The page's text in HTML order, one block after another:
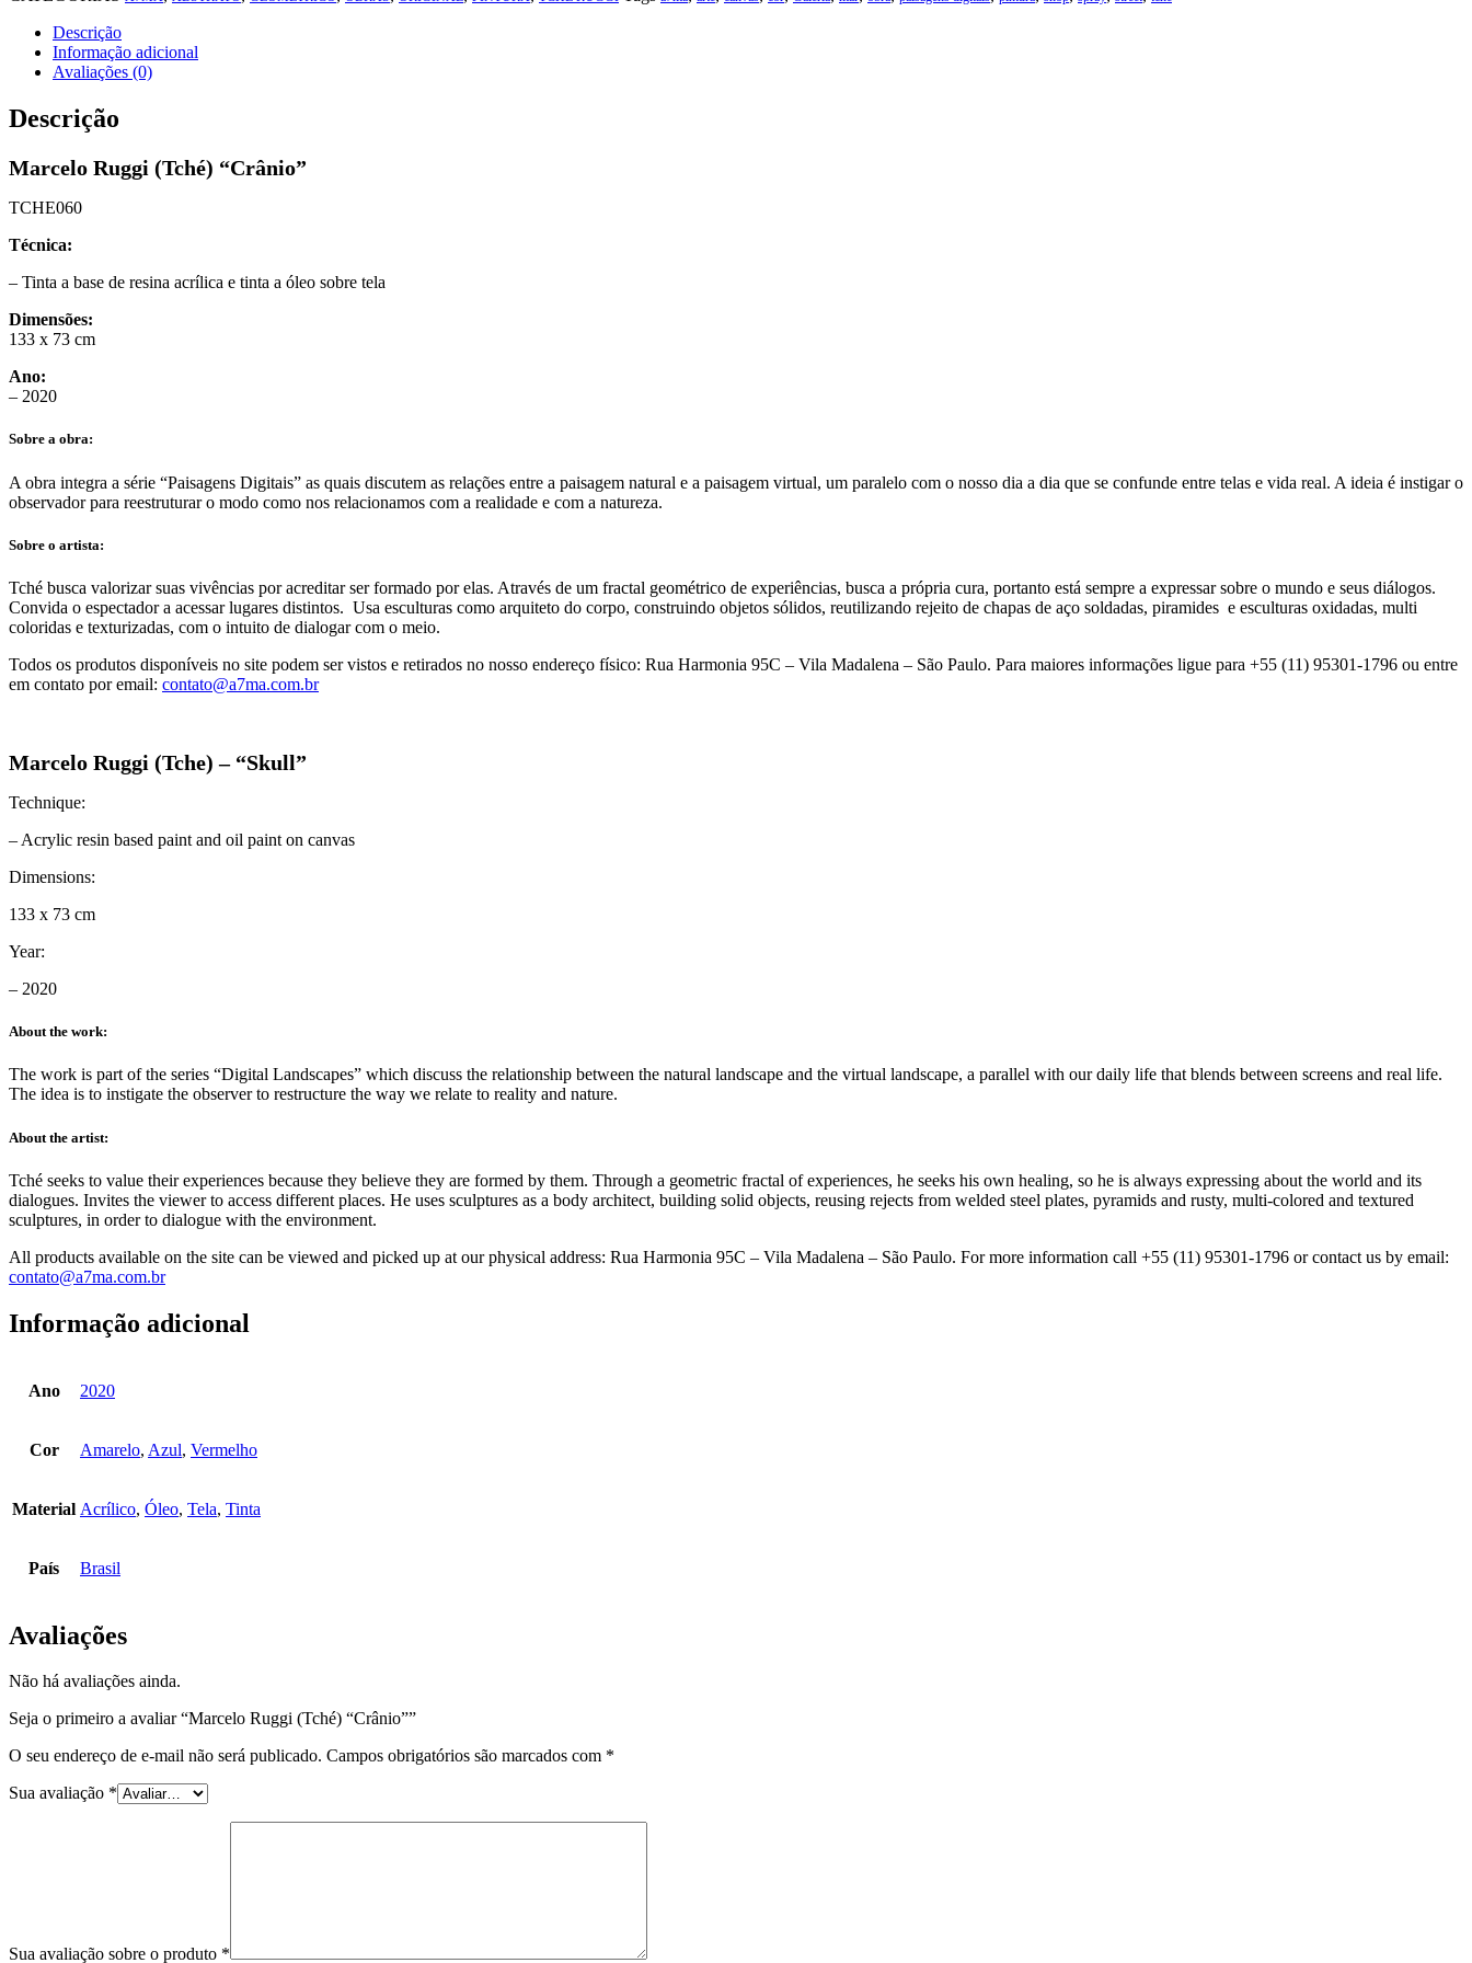
Descrição
Informação adicional
Avaliações (0)
Descrição
Marcelo Ruggi (Tché) “Crânio”
TCHE060
Técnica:
– Tinta a base de resina acrílica e tinta a óleo sobre tela
Dimensões:
133 x 73 cm
Ano:
– 2020
Sobre a obra:
A obra integra a série “Paisagens Digitais” as quais discutem as relações entre a paisagem natural e a paisagem virtual, um paralelo com o nosso dia a dia que se confunde entre telas e vida real. A ideia é instigar o
observador para reestruturar o modo como nos relacionamos com a realidade e com a natureza.
Sobre o artista:
Tché busca valorizar suas vivências por acreditar ser formado por elas. Através de um fractal geométrico de experiências, busca a própria cura, portanto está sempre a expressar sobre o mundo e seus diálogos.
Convida o espectador a acessar lugares distintos. Usa esculturas como arquiteto do corpo, construindo objetos sólidos, reutilizando rejeito de chapas de aço soldadas, piramides e esculturas oxidadas, multi
coloridas e texturizadas, com o intuito de dialogar com o meio.
Todos os produtos disponíveis no site podem ser vistos e retirados no nosso endereço físico: Rua Harmonia 95C – Vila Madalena – São Paulo. Para maiores informações ligue para +55 (11) 95301-1796 ou entre
em contato por email: contato@a7ma.com.br
Marcelo Ruggi (Tche) – “Skull”
Technique:
– Acrylic resin based paint and oil paint on canvas
Dimensions:
133 x 73 cm
Year:
– 2020
About the work:
The work is part of the series “Digital Landscapes” which discuss the relationship between the natural landscape and the virtual landscape, a parallel with our daily life that blends between screens and real life.
The idea is to instigate the observer to restructure the way we relate to reality and nature.
About the artist:
Tché seeks to value their experiences because they believe they are formed by them. Through a geometric fractal of experiences, he seeks his own healing, so he is always expressing about the world and its
dialogues. Invites the viewer to access different places. He uses sculptures as a body architect, building solid objects, reusing rejects from welded steel plates, pyramids and rusty, multi-colored and textured
sculptures, in order to dialogue with the environment.
All products available on the site can be viewed and picked up at our physical address: Rua Harmonia 95C – Vila Madalena – São Paulo. For more information call +55 (11) 95301-1796 or contact us by email:
contato@a7ma.com.br
Informação adicional
Ano 2020
Cor Amarelo, Azul, Vermelho
Material Acrílico, Óleo, Tela, Tinta
País Brasil
Avaliações
Não há avaliações ainda.
Seja o primeiro a avaliar “Marcelo Ruggi (Tché) “Crânio””
O seu endereço de e-mail não será publicado. Campos obrigatórios são marcados com *
Sua avaliação *
Sua avaliação sobre o produto *